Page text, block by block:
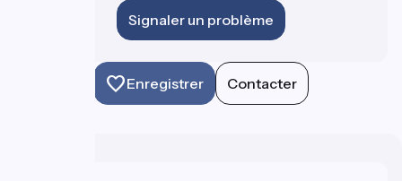
Signaler un problème
Enregistrer Contacter